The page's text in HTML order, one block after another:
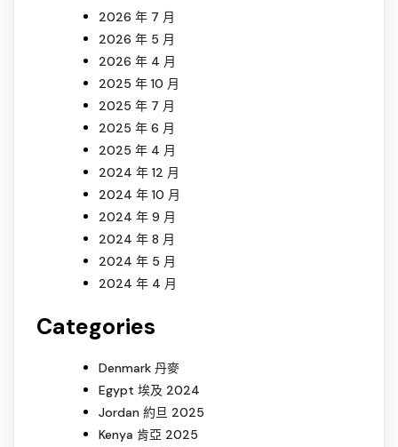
2026 年 7 月
2026 年 5 月
2026 年 4 月
2025 年 10 月
2025 年 7 月
2025 年 6 月
2025 年 4 月
2024 年 12 月
2024 年 10 月
2024 年 9 月
2024 年 8 月
2024 年 5 月
2024 年 4 月
Categories
Denmark 丹麥
Egypt 埃及 2024
Jordan 約旦 2025
Kenya 肯亞 2025